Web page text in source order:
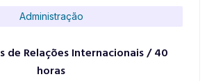
Administração
de Relações Internacionais / 40
horas